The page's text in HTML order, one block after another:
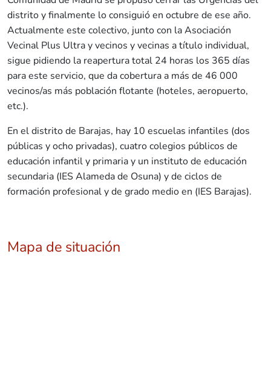
distrito y finalmente lo consiguió en octubre de ese año.
Actualmente este colectivo, junto con la Asociación
Vecinal Plus Ultra y vecinos y vecinas a título individual,
sigue pidiendo la reapertura total 24 horas los 365 días
para este servicio, que da cobertura a más de 46 000
vecinos/as más población flotante (hoteles, aeropuerto,
etc.).
En el distrito de Barajas, hay 10 escuelas infantiles (dos
públicas y ocho privadas), cuatro colegios públicos de
educación infantil y primaria y un instituto de educación
secundaria (IES Alameda de Osuna) y de ciclos de
formación profesional y de grado medio en (IES Barajas).
Mapa de situación